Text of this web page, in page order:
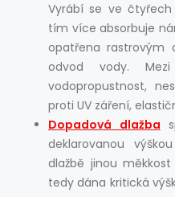
Vyrábí se ve
tím více absorbuje
opatřena rastrovým
odvod vody.
vodopropustnost,
proti UV záření,
Dopadová dlažba
deklarovanou
dlažbě jinou
tedy dána kritická